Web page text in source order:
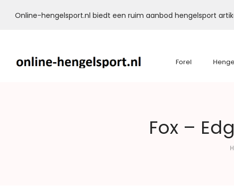
Online-hengelsport.nl biedt een ruim aanbod hengelsport
Forel
Fox –